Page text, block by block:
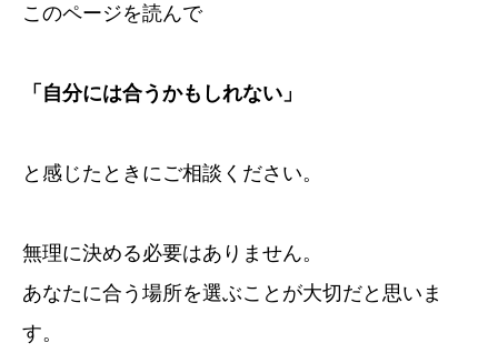
このページを読んで
「自分には合うかもしれない」
と感じたときにご相談ください。
無理に決める必要はありません。
あなたに合う場所を選ぶことが大切だと思いま
す。